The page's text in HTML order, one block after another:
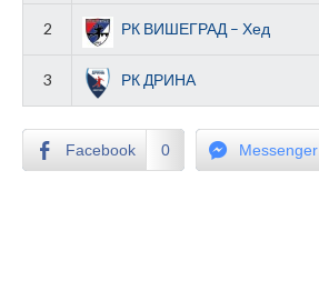
2 РК ВИШЕГРАД – Хед
3 РК ДРИНА
Facebook 0 Messenger